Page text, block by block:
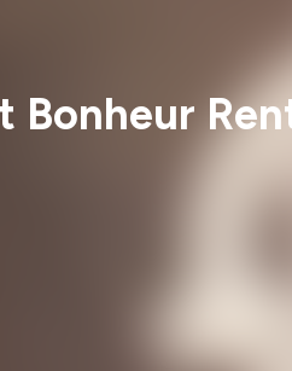
Bonheur